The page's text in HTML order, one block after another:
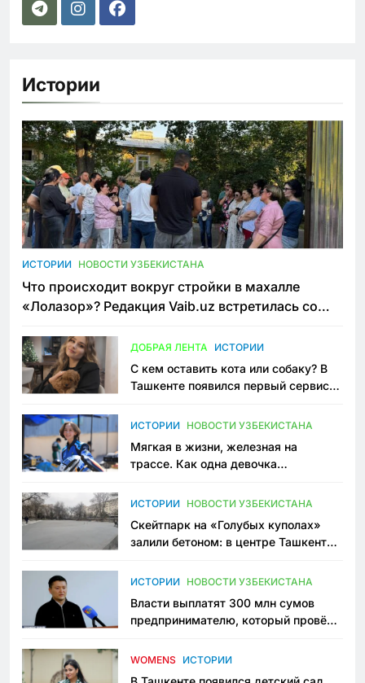
Истории
ИСТОРИИ НОВОСТИ УЗБЕКИСТАНА
Что происходит вокруг стройки в махалле
«Лолазор»? Редакция Vaib.uz встретилась со
ДОБРАЯ ЛЕНТА ИСТОРИИ
С кем оставить кота или собаку? В
Ташкенте появился первый сервис
ИСТОРИИ НОВОСТИ УЗБЕКИСТАНА
Мягкая в жизни, железная на
трассе. Как одна девочка
Узбекистане
ИСТОРИИ НОВОСТИ УЗБЕКИСТАНА
Скейтпарк на «Голубых куполах»
залили бетоном: в центре Ташкента
пространство
ИСТОРИИ НОВОСТИ УЗБЕКИСТАНА
Власти выплатят 300 млн сумов
предпринимателю, который провёл
приговору
WOMENS ИСТОРИИ